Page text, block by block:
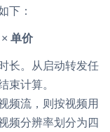
下：
× 单价
长。从启动转发任
束计算。
频流，则按视频用
频分辨率划分为四